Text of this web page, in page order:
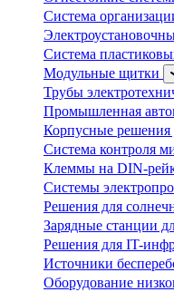
Система
Система
Модульные щитки
Трубы
Промышленная
Корпусные решения
Система контроля
Клеммы на DIN-
Системы
Решения для
Зарядные станции
Решения для IT-
Источники
Оборудование